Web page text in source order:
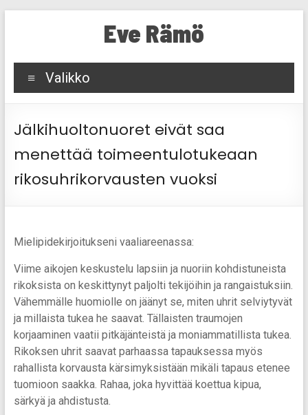
Eve Rämö
Valikko
Jälkihuoltonuoret eivät saa
menettää toimeentulotukeaan
rikosuhrikorvausten vuoksi
Mielipidekirjoitukseni vaaliareenassa:
Viime aikojen keskustelu lapsiin ja nuoriin kohdistuneista
rikoksista on keskittynyt paljolti tekijöihin ja rangaistuksiin.
Vähemmälle huomiolle on jäänyt se, miten uhrit selviytyvät
ja millaista tukea he saavat. Tällaisten traumojen
korjaaminen vaatii pitkäjänteistä ja moniammatillista tukea.
Rikoksen uhrit saavat parhaassa tapauksessa myös
rahallista korvausta kärsimyksistään mikäli tapaus etenee
tuomioon saakka. Rahaa, joka hyvittää koettua kipua,
särkyä ja ahdistusta.